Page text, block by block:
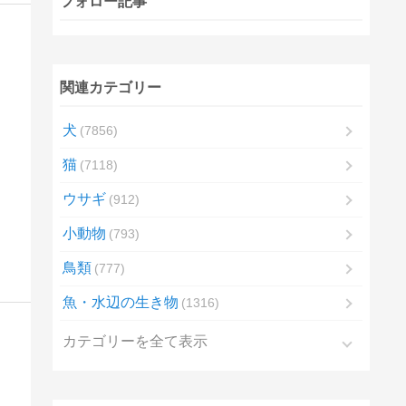
関連カテゴリー
犬 7856
猫 7118
ウサギ 912
小動物 793
鳥類 777
魚・水辺の生き物 1316
カテゴリーを全て表示